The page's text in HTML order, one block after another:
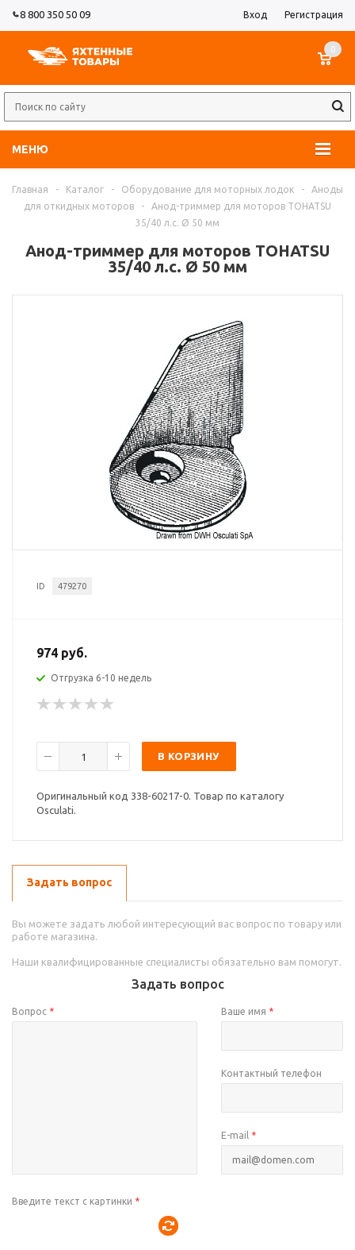
8 800 350 50 09 Вход Регистрация
МЕНЮ
0
Главная - Каталог - Оборудование для моторных лодок -
Аноды
для откидных моторов
-
Анод-триммер для моторов TOHATSU
35/40 л.с. Ø 50 мм
Анод-триммер для моторов TOHATSU
35/40 л.с. Ø 50 мм
ID 479270
974 руб.
Отгрузка 6-10 недель
В КОРЗИНУ
Оригинальный код 338-60217-0. Товар по каталогу
Osculati.
Задать вопрос
Вы можете задать любой интересующий вас вопрос по товару или
работе магазина.
Наши квалифицированные специалисты обязательно вам помогут.
Задать вопрос
Вопрос * Ваше имя *
Контактный телефон
E-mail *
Введите текст с картинки *